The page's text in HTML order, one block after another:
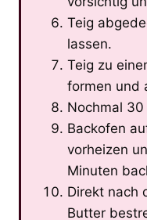
Teig
lassen.
Teig zu
formen und
Nochmal
Backofen
vorheizen
Minuten
Direkt nach
Butter